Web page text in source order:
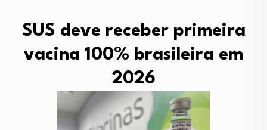
SUS deve receber primeira
vacina 100% brasileira em
2026